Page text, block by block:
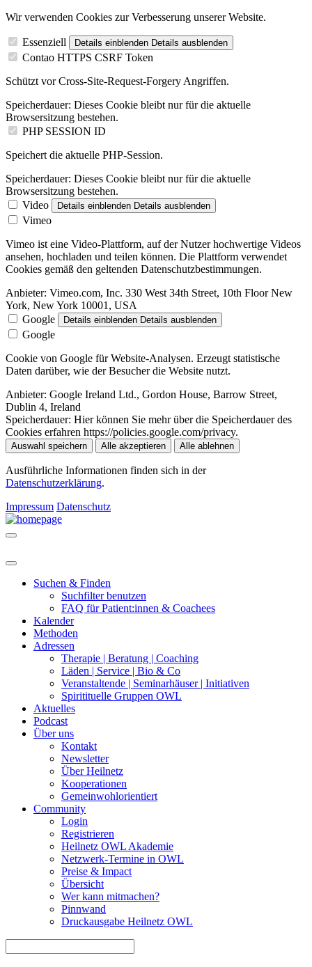
Wir verwenden Cookies zur Verbesserung unserer Website.
Essenziell Details einblenden Details ausblenden
Contao HTTPS CSRF Token
Schützt vor Cross-Site-Request-Forgery Angriffen.
Speicherdauer: Dieses Cookie bleibt nur für die aktuelle
Browsersitzung bestehen.
PHP SESSION ID
Speichert die aktuelle PHP-Session.
Speicherdauer: Dieses Cookie bleibt nur für die aktuelle
Browsersitzung bestehen.
Video
Details einblenden Details ausblenden
Vimeo
Vimeo ist eine Video-Plattform, auf der Nutzer hochwertige Videos
ansehen, hochladen und teilen können. Die Plattform verwendet
Cookies gemäß den geltenden Datenschutzbestimmungen.
Anbieter: Vimeo.com, Inc. 330 West 34th Street, 10th Floor New
York, New York 10001, USA
Google
Details einblenden Details ausblenden
Google
Cookie von Google für Website-Analysen. Erzeugt statistische
Daten darüber, wie der Besucher die Website nutzt.
Anbieter: Google Ireland Ltd., Gordon House, Barrow Street,
Dublin 4, Ireland
Speicherdauer: Hier können Sie mehr über die Speicherdauer des
Cookies erfahren https://policies.google.com/privacy.
Auswahl speichern Alle akzeptieren Alle ablehnen
Ausführliche Informationen finden sich in der
Datenschutzerklärung.
Impressum Datenschutz
Suchen & Finden
Suchfilter benutzen
FAQ für Patient:innen & Coachees
Kalender
Methoden
Adressen
Therapie | Beratung | Coaching
Läden | Service | Bio & Co
Veranstaltende | Seminarhäuser | Initiativen
Spiritituelle Gruppen OWL
Aktuelles
Podcast
Über uns
Kontakt
Newsletter
Über Heilnetz
Kooperationen
Gemeinwohlorientiert
Community
Login
Registrieren
Heilnetz OWL Akademie
Netzwerk-Termine in OWL
Preise & Impact
Übersicht
Wer kann mitmachen?
Pinnwand
Druckausgabe Heilnetz OWL